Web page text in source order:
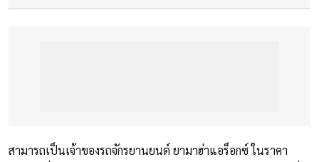
สามารถเป็นเจ้าของรถจักรยานยนต์ ยามาฮ่าแอร็อกซ์ ในราคา